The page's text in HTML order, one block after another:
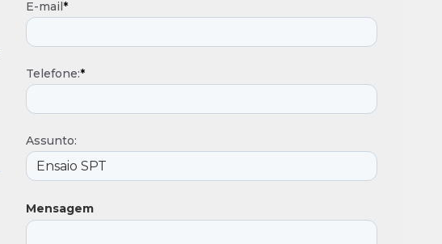
E-mail *
Telefone:*
Assunto:
Mensagem